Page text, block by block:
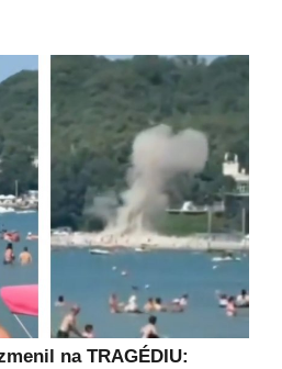
na TRAGÉDIU: